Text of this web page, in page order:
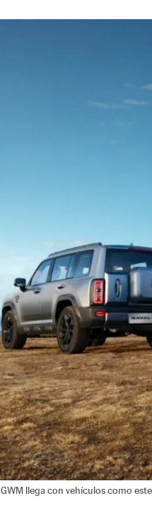
GWM llega con vehículos como este